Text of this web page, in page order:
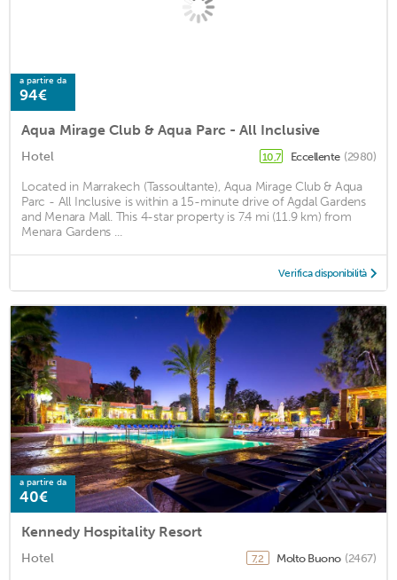
a partire da
94€
Aqua Mirage Club & Aqua Parc - All Inclusive
Hotel 10,7 Eccellente (2980)
Located in Marrakech (Tassoultante), Aqua Mirage Club & Aqua
Parc - All Inclusive is within a 15-minute drive of Agdal Gardens
and Menara Mall. This 4-star property is 7.4 mi (11.9 km) from
Menara Gardens ...
Verifica disponibilità
a partire da
40€
Kennedy Hospitality Resort
Hotel 7,2 Molto Buono (2467)